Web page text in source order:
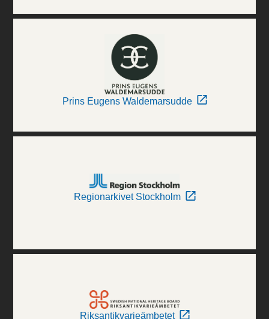
Prins Eugens Waldemarsudde
Regionarkivet Stockholm
Riksantikvarieämbetet